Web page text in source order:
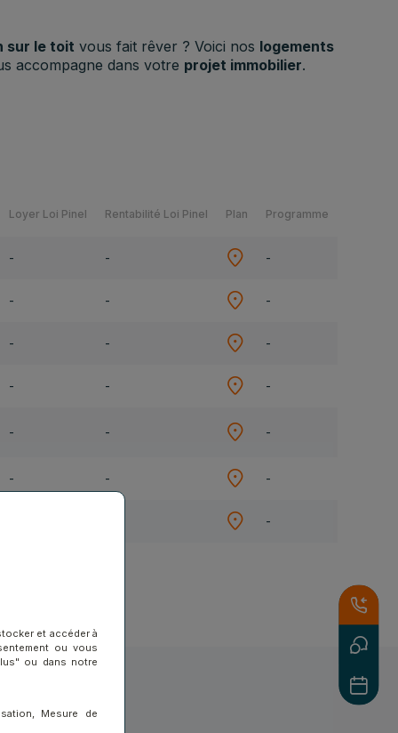
sur le toit vous fait rêver ? Voici nos logements
accompagne dans votre projet immobilier.
Loyer Loi Pinel Rentabilité Loi Pinel Plan Programme
- - -
- - -
- - -
- - -
- - -
- - -
-
et accéder à
ou vous
ou dans notre
Mesure de